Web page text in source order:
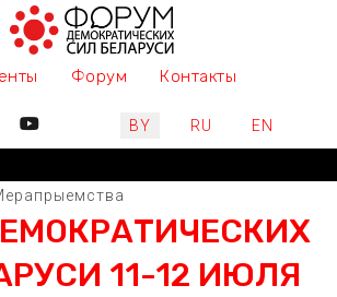
Форум Контакты
Выберите язык
BY RU EN
11-12 ИЮЛЯ